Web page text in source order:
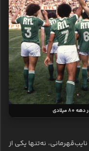
المپیک مارسی نیز با کسب ۹ قهرمانی و ۱۳ نایب‌قهرمانی، نه‌تنها یکی از